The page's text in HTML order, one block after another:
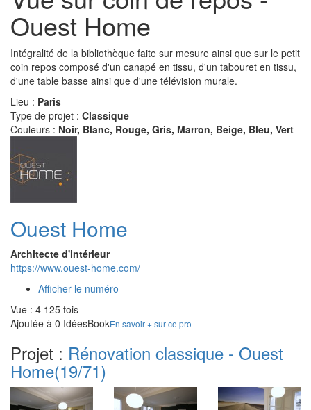
Ouest Home
Intégralité de la bibliothèque faite sur mesure ainsi que sur le petit
coin repos composé d'un canapé en tissu, d'un tabouret en tissu,
d'une table basse ainsi que d'une télévision murale.
Lieu : Paris
Type de projet : Classique
Couleurs : Noir, Blanc, Rouge, Gris, Marron, Beige, Bleu, Vert
Ouest Home
Architecte d'intérieur
https://www.ouest-home.com/
Afficher le numéro
Vue : 4 125 fois
Ajoutée à 0 IdéesBookEn savoir + sur ce pro
Projet : Rénovation classique - Ouest
Home(19/71)